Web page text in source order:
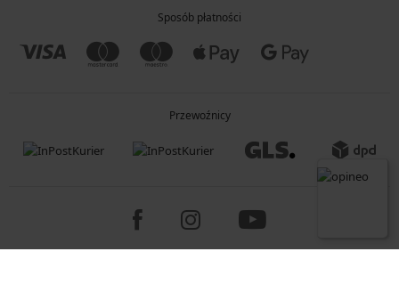
Sposób płatności
Przewoźnicy